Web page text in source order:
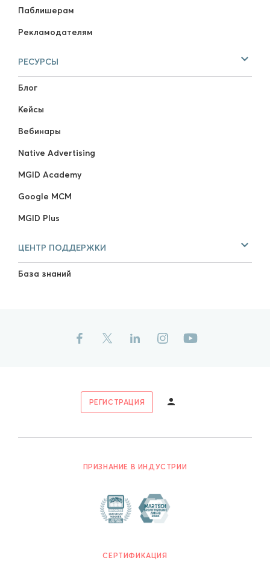
Паблишерам
Рекламодателям
РЕСУРСЫ
Блог
Кейсы
Вебинары
Native Advertising
MGID Academy
Google MCM
MGID Plus
ЦЕНТР ПОДДЕРЖКИ
База знаний
РЕГИСТРАЦИЯ
ПРИЗНАНИЕ В ИНДУСТРИИ
СЕРТИФИКАЦИЯ